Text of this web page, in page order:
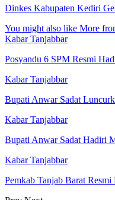
Dinkes Kabupaten Kediri
You might also like More
Kabar Tanjabbar
Posyandu 6 SPM Resmi
Kabar Tanjabbar
Bupati Anwar Sadat
Kabar Tanjabbar
Bupati Anwar Sadat Hadiri
Kabar Tanjabbar
Pemkab Tanjab Barat